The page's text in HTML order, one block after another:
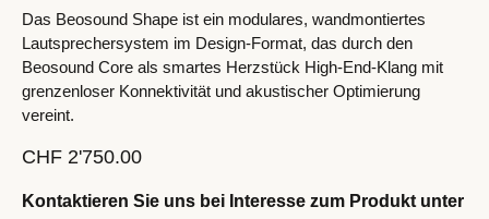
Das Beosound Shape ist ein modulares, wandmontiertes
Lautsprechersystem im Design-Format, das durch den
Beosound Core als smartes Herzstück High-End-Klang mit
grenzenloser Konnektivität und akustischer Optimierung
vereint.
CHF 2'750.00
Kontaktieren Sie uns bei Interesse zum Produkt unter